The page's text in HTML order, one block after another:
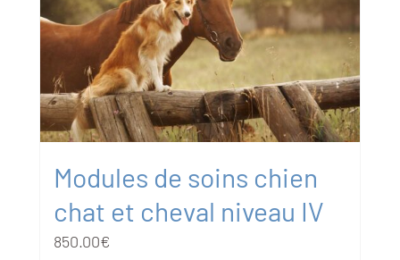
Modules de soins chien
chat et cheval niveau IV
850.00€